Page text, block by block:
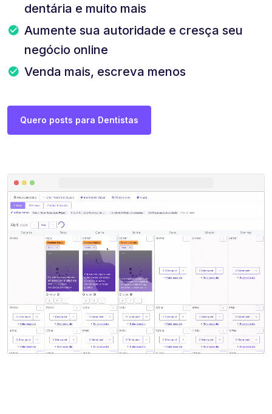
dentária e muito mais
Aumente sua autoridade e cresça seu
negócio online
Venda mais, escreva menos
Quero posts para Dentistas